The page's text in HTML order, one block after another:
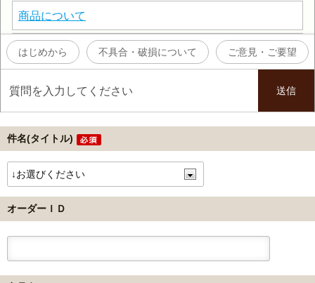
件名(タイトル)
オーダーＩＤ